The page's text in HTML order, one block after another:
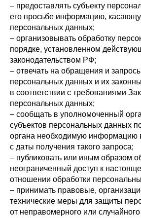
– предоставлять субъекту
его просьбе информацию,
персональных данных;
– организовывать обработку
порядке, установленном
законодательством РФ;
– отвечать на обращения и
персональных данных и их
в соответствии с требованиями
персональных данных;
– сообщать в уполномоченный
субъектов персональных данных
органа необходимую информацию
с даты получения такого запроса;
– публиковать или иным образом
неограниченный доступ к
отношении обработки
– принимать правовые,
технические меры для защиты
от неправомерного или